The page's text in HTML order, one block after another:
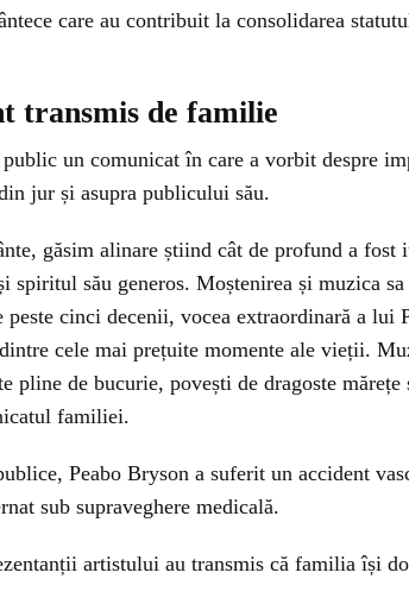
care au contribuit la consolidarea
transmis de familie
un comunicat în care a vorbit despre
jur și asupra publicului său.
găsim alinare știind cât de profund a fost
spiritul său generos. Moștenirea și muzica
cinci decenii, vocea extraordinară a lui
cele mai prețuite momente ale vieții.
pline de bucurie, povești de dragoste
familiei.
Peabo Bryson a suferit un accident
sub supraveghere medicală.
artistului au transmis că familia își